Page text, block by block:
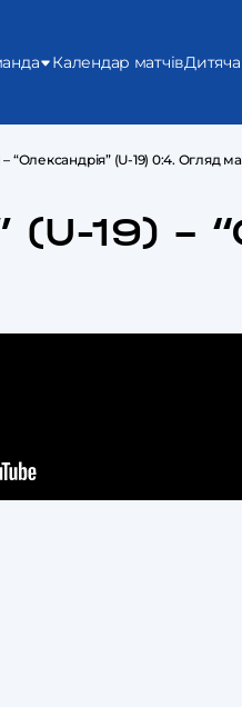
Календар матчівДитяча
– “Олександрія” (U-19) 0:4. Огляд
(U-19) –